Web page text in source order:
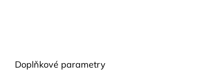
Doplňkové parametry